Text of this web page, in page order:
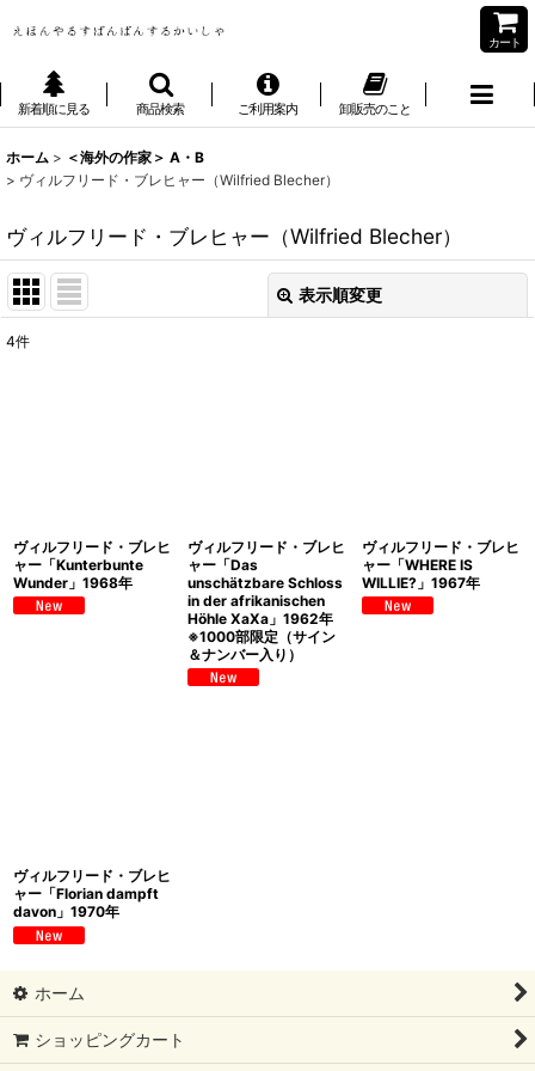
カート
新着順に見る 商品検索 ご利用案内 卸販売のこと
ホーム > ＜海外の作家＞ A・B
> ヴィルフリード・ブレヒャー（Wilfried Blecher）
ヴィルフリード・ブレヒャー（Wilfried Blecher）
表示順変更
4件
ヴィルフリード・ブレヒ
ャー「Kunterbunte
Wunder」1968年
ヴィルフリード・ブレヒ
ャー「Das
unschätzbare Schloss
in der afrikanischen
Höhle XaXa」1962年
※1000部限定（サイン
＆ナンバー入り）
ヴィルフリード・ブレヒ
ャー「WHERE IS
WILLIE?」1967年
ヴィルフリード・ブレヒ
ャー「Florian dampft
davon」1970年
ホーム
ショッピングカート